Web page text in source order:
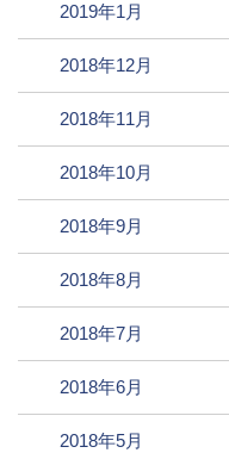
2019年1月
2018年12月
2018年11月
2018年10月
2018年9月
2018年8月
2018年7月
2018年6月
2018年5月